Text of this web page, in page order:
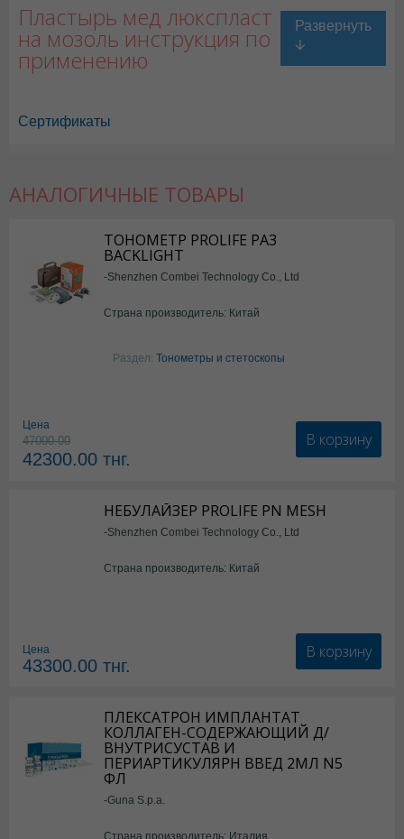
Пластырь мед люкспласт
на мозоль инструкция по
применению
Сертификаты
АНАЛОГИЧНЫЕ ТОВАРЫ
ТОНОМЕТР PROLIFE PA3
BACKLIGHT
-Shenzhen Combei Technology Co., Ltd
Страна производитель: Китай
Раздел: Тонометры и стетоскопы
Цена
47000.00
42300.00 тнг.
В корзину
НЕБУЛАЙЗЕР PROLIFE PN MESH
-Shenzhen Combei Technology Co., Ltd
Страна производитель: Китай
Цена
43300.00 тнг.
В корзину
ПЛЕКСАТРОН ИМПЛАНТАТ
КОЛЛАГЕН-СОДЕРЖАЮЩИЙ Д/
ВНУТРИСУСТАВ И
ПЕРИАРТИКУЛЯРН ВВЕД 2МЛ N5
ФЛ
-Guna S.p.a.
Страна производитель: Италия